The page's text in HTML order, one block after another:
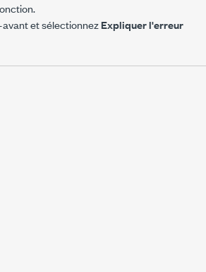
et sélectionnezExpliquer l'erreur